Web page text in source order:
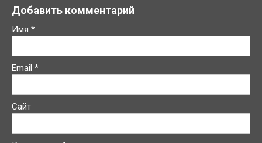
Добавить комментарий
Имя *
Email *
Сайт